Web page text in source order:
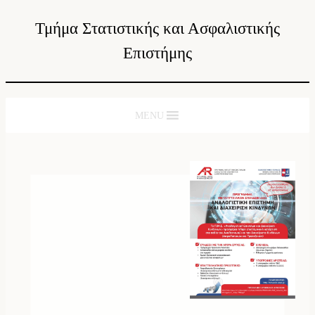
Τμήμα Στατιστικής και Ασφαλιστικής
Επιστήμης
MENU